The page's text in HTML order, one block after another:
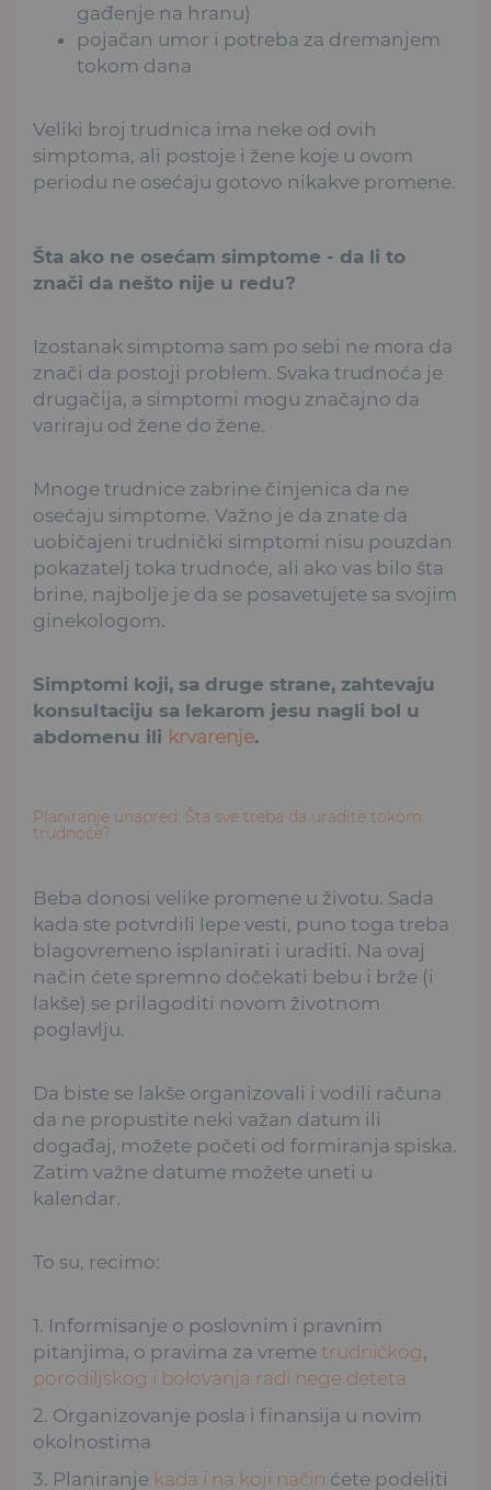
gađenje na hranu)
pojačan umor i potreba za dremanjem
tokom dana
Veliki broj trudnica ima neke od ovih
simptoma, ali postoje i žene koje u ovom
periodu ne osećaju gotovo nikakve promene.
Šta ako ne osećam simptome - da li to
znači da nešto nije u redu?
Izostanak simptoma sam po sebi ne mora da
znači da postoji problem. Svaka trudnoća je
drugačija, a simptomi mogu značajno da
variraju od žene do žene.
Mnoge trudnice zabrine činjenica da ne
osećaju simptome. Važno je da znate da
uobičajeni trudnički simptomi nisu pouzdan
pokazatelj toka trudnoće, ali ako vas bilo šta
brine, najbolje je da se posavetujete sa svojim
ginekologom.
Simptomi koji, sa druge strane, zahtevaju
konsultaciju sa lekarom jesu nagli bol u
abdomenu ili krvarenje.
Planiranje unapred: Šta sve treba da uradite tokom
trudnoće?
Beba donosi velike promene u životu. Sada
kada ste potvrdili lepe vesti, puno toga treba
blagovremeno isplanirati i uraditi. Na ovaj
način ćete spremno dočekati bebu i brže (i
lakše) se prilagoditi novom životnom
poglavlju.
Da biste se lakše organizovali i vodili računa
da ne propustite neki važan datum ili
događaj, možete početi od formiranja spiska.
Zatim važne datume možete uneti u
kalendar.
To su, recimo:
1. Informisanje o poslovnim i pravnim
pitanjima, o pravima za vreme trudničkog,
porodiljskog i bolovanja radi nege deteta
2. Organizovanje posla i finansija u novim
okolnostima
3. Planiranje kada i na koji način ćete podeliti